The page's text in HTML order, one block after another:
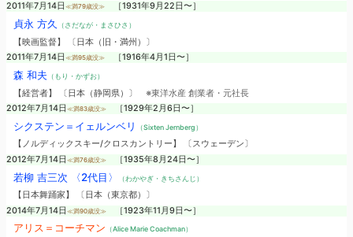
2011年7月14日 ≪満79歳没≫ ［1931年9月22日〜］
貞永 方久 （さだなが・まさひさ）
【映画監督】 〔日本（旧・満州）〕
2011年7月14日 ≪満95歳没≫ ［1916年4月1日〜］
森 和夫 （もり・かずお）
【経営者】 〔日本（静岡県）〕 ※東洋水産 創業者・元社長
2012年7月14日 ≪満83歳没≫ ［1929年2月6日〜］
シクステン＝イェルンベリ （Sixten Jernberg）
【ノルディックスキー/クロスカントリー】 〔スウェーデン〕
2012年7月14日 ≪満76歳没≫ ［1935年8月24日〜］
若柳 吉三次 〈2代目〉 （わかやぎ・きちさんじ）
【日本舞踊家】 〔日本（東京都）〕
2014年7月14日 ≪満90歳没≫ ［1923年11月9日〜］
アリス＝コーチマン （Alice Marie Coachman）